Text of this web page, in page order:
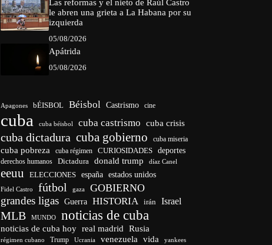
Las reformas y el nieto de Raúl Castro
le abren una grieta a La Habana por su
izquierda
05/08/2026
Apátrida
05/08/2026
Apagones bÉISBOL Béisbol Castrismo cine
cuba cuba béisbol cuba castrismo cuba crisis
cuba dictadura cuba gobierno cuba miseria
cuba pobreza cuba régimen CURIOSIDADES deportes
derechos humanos Dictadura donald trump díaz Canel
eeuu ELECCIONES españa estados unidos
Fidel Castro fútbol gaza GOBIERNO
grandes ligas Guerra HISTORIA irán Israel
MLB MUNDO noticias de cuba
noticias de cuba hoy real madrid Rusia
régimen cubano Trump Ucrania venezuela vida yankees